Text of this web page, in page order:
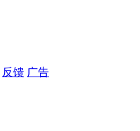
反馈 广告